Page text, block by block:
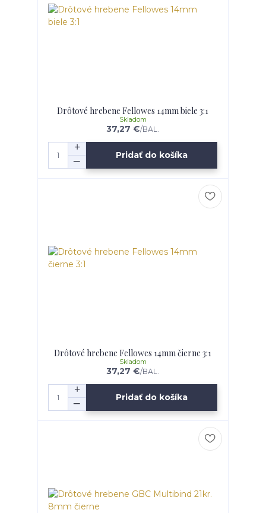
Drôtové hrebene Fellowes 14mm biele 3:1
37,27 €/BAL.
Skladom
Pridať do košíka
Drôtové hrebene Fellowes 14mm čierne 3:1
37,27 €/BAL.
Skladom
Pridať do košíka